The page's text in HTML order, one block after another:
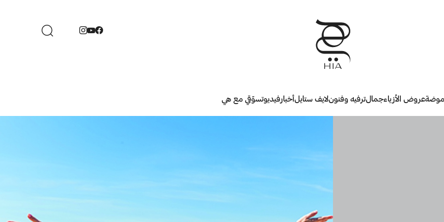
موضةعروض الأزياءجمالترفيه وفنونلايف ستايلأخبارفيديوتسوّقي مع هي